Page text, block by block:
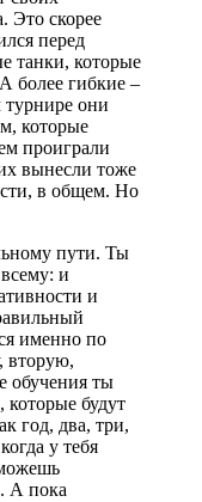
Это скорее
перед
танки, которые
более гибкие –
они
которые
проиграли
вынесли тоже
в общем. Но
пути. Ты
и
и
именно по
вторую,
обучения ты
которые будут
год, два, три,
у тебя
А пока